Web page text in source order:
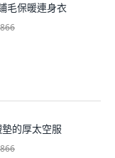
毛保暖連身衣
的厚太空服